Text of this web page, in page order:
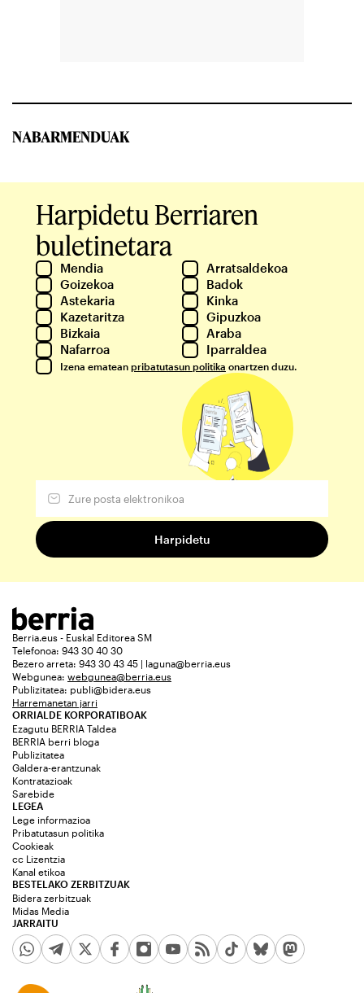
NABARMENDUAK
Harpidetu Berriaren
buletinetara
Mendia
Arratsaldekoa
Goizekoa
Badok
Astekaria
Kinka
Kazetaritza
Gipuzkoa
Bizkaia
Araba
Nafarroa
Iparraldea
Izena ematean pribatutasun politika onartzen duzu.
Berria.eus - Euskal Editorea SM
Telefonoa: 943 30 40 30
Bezero arreta: 943 30 43 45 | laguna@berria.eus
Webgunea: webgunea@berria.eus
Publizitatea: publi@bidera.eus
Harremanetan jarri
ORRIALDE KORPORATIBOAK
Ezagutu BERRIA Taldea
BERRIA berri bloga
Publizitatea
Galdera-erantzunak
Kontratazioak
Sarebide
JARRAITU
LEGEA
Lege informazioa
Pribatutasun politika
Cookieak
cc Lizentzia
Kanal etikoa
BESTELAKO ZERBITZUAK
Bidera zerbitzuak
Midas Media